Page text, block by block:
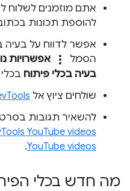
אתם מוזמנים לשלוח
להוספת תכונות
אפשר לדווח על בעיה
הסמל
more_vert אפשרויות
בעיה בכלי פיתוח
שולחים ציוץ אל
להשאיר תגובות
YouTube videos
YouTube videos
.
מה חדש בכלי